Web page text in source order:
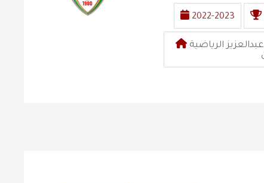
2022-2023
ملعب مدينة الأمير هذلول بن عبدالعزيز الرياضية